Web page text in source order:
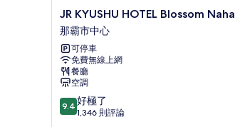
JR
KYUSHU
HOTEL
Blossom
Naha
那
霸
市
中
JR KYUSHU HOTEL Blossom Naha
那霸市中心
可停車
免費無線上網
餐廳
空調
9.4
分，
9.4 好極了
1,346 則評論